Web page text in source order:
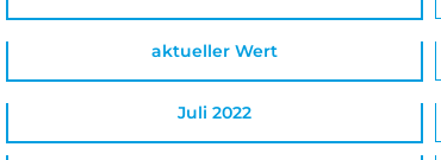
aktueller Wert
Juli 2022